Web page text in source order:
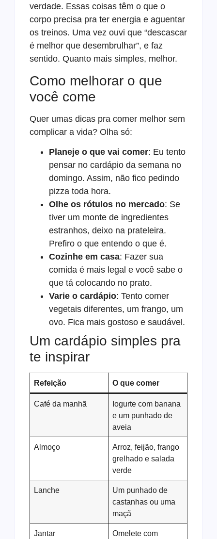
verdade. Essas coisas têm o que o
corpo precisa pra ter energia e aguentar
os treinos. Uma vez ouvi que “descascar
é melhor que desembrulhar”, e faz
sentido. Quanto mais simples, melhor.
Como melhorar o que
você come
Quer umas dicas pra comer melhor sem
complicar a vida? Olha só:
Planeje o que vai comer: Eu tento
pensar no cardápio da semana no
domingo. Assim, não fico pedindo
pizza toda hora.
Olhe os rótulos no mercado: Se
tiver um monte de ingredientes
estranhos, deixo na prateleira.
Prefiro o que entendo o que é.
Cozinhe em casa: Fazer sua
comida é mais legal e você sabe o
que tá colocando no prato.
Varie o cardápio: Tento comer
vegetais diferentes, um frango, um
ovo. Fica mais gostoso e saudável.
Um cardápio simples pra
te inspirar
Refeição O que comer
Café da manhã
Iogurte com banana
e um punhado de
aveia
Almoço
Arroz, feijão, frango
grelhado e salada
verde
Lanche
Um punhado de
castanhas ou uma
maçã
Jantar
Omelete com